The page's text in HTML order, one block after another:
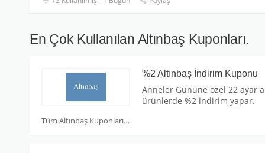
En Çok Kullanılan Altınbaş Kuponları.
Tüm Altınbaş Kuponları
%2 Altınbaş İndirim Kuponu
Anneler Gününe özel 22 ayar
ürünlerde %2 indirim yapar.